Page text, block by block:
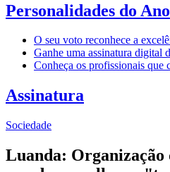
Personalidades do Ano
O seu voto reconhece a
Ganhe uma assinatura
Conheça os profissionais que
Assinatura
Sociedade
Luanda: